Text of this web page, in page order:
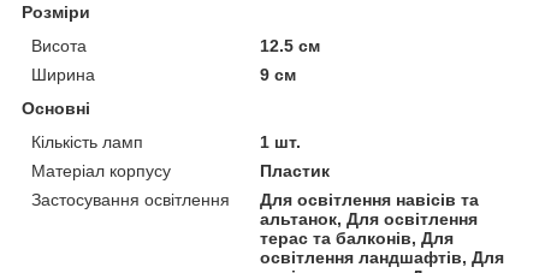
Розміри
Висота
12.5 см
Ширина
9 см
Основні
Кількість ламп
1 шт.
Матеріал корпусу
Пластик
Застосування освітлення
Для освітлення навісів та
альтанок, Для освітлення
терас та балконів, Для
освітлення ландшафтів, Для